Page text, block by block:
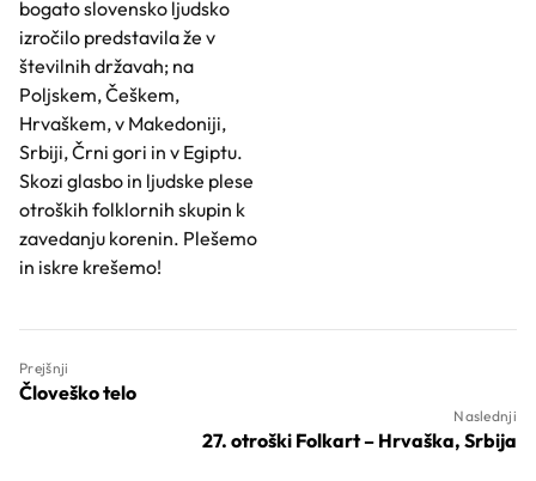
bogato slovensko ljudsko
izročilo predstavila že v
številnih državah; na
Poljskem, Češkem,
Hrvaškem, v Makedoniji,
Srbiji, Črni gori in v Egiptu.
Skozi glasbo in ljudske plese
otroških folklornih skupin k
zavedanju korenin. Plešemo
in iskre krešemo!
Prejšnji
Človeško telo
Naslednji
27. otroški Folkart – Hrvaška, Srbija